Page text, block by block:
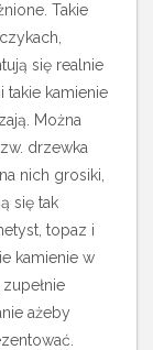
Takie
się realnie
kamienie
Można
drzewka
nich grosiki,
się tak
topaz i
kamienie w
ażeby